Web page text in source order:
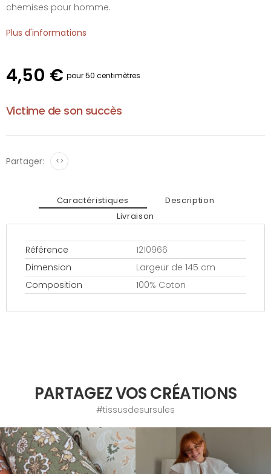
chemises pour homme.
Plus d'informations
4,50 € pour 50 centimètres
Victime de son succès
Partager: <>
Caractéristiques
Description
Livraison
Référence
1210966
Dimension
Largeur de 145 cm
Composition
100% Coton
PARTAGEZ VOS CRÉATIONS
#tissusdesursules